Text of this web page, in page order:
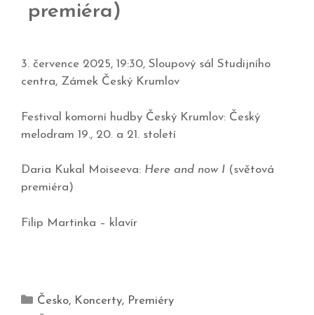
premiéra)
3. července 2025, 19:30, Sloupový sál Studijního
centra, Zámek Český Krumlov
Festival komorní hudby Český Krumlov: Český
melodram 19., 20. a 21. století
Daria Kukal Moiseeva: Here and now I (světová
premiéra)
Filip Martinka – klavír
Česko, Koncerty, Premiéry